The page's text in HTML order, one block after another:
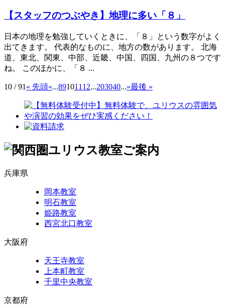
【スタッフのつぶやき】地理に多い「８」
日本の地理を勉強していくときに、「８」という数字がよく
出てきます。 代表的なものに、地方の数があります。 北海
道、東北、関東、中部、近畿、中国、四国、九州の８つです
ね。 このほかに、「８ ...
10 / 91 « 先頭«...891011 12...203040...»最後 »
兵庫県
岡本教室
明石教室
姫路教室
西宮北口教室
大阪府
天王寺教室
上本町教室
千里中央教室
京都府